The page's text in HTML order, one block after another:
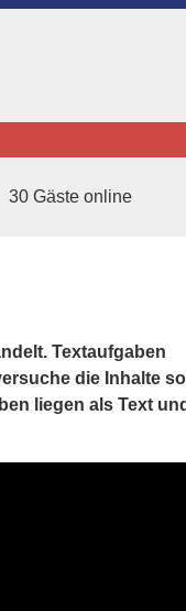
30 Gäste online
Textaufgaben
die Inhalte so
liegen als Text und